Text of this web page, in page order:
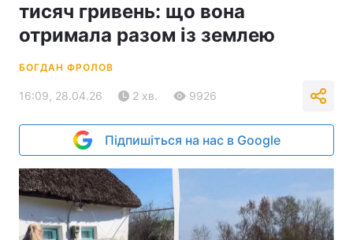
тисяч гривень: що вона
отримала разом із землею
БОГДАН ФРОЛОВ
16:09, 28.04.26 2 хв. 9926
Підпишіться на нас в Google